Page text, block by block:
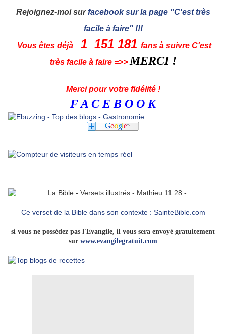
Rejoignez-moi surfacebook sur la page "C'est très
facile à faire" !!!
Vous êtes déjà
1 151 181 fans à suivre C'est
très facile à faire =>> MERCI !
Merci pour votre fidélité !
F A C E B O O K
Ce verset de la Bible dans son contexte : SainteBible.com
si vous ne possédez pas l'Evangile, il vous sera envoyé gratuitement
sur www.evangilegratuit.com